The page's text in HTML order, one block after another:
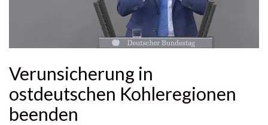
Verunsicherung in
ostdeutschen Kohleregionen
beenden